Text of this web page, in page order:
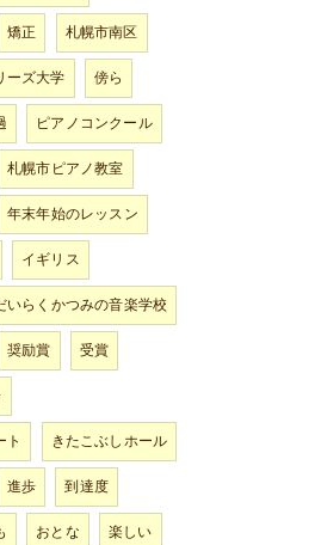
矯正
札幌市南区
ーズ大学
傍ら
ピアノコンクール
札幌市ピアノ教室
年末年始のレッスン
イギリス
いらくかつみの音楽学校
奨励賞
受賞
きたこぶしホール
進歩
到達度
おとな
楽しい